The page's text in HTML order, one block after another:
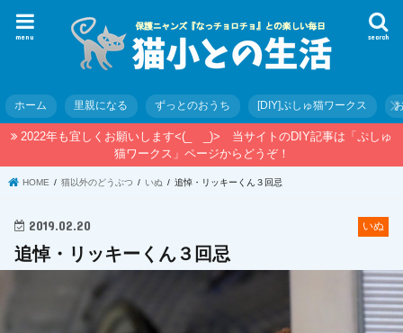
search
menu
ホーム 里親になる ずっとのおうち [DIY]ぷしゅ猫ワークス
2022年も宜しくお願いします<(_ _)> 当サイトのDIY記事は「ぷしゅ
猫ワークス」ページからどうぞ！
HOME 猫以外のどうぶつ いぬ 追悼・リッキーくん３回忌
いぬ
2019.02.20
追悼・リッキーくん３回忌